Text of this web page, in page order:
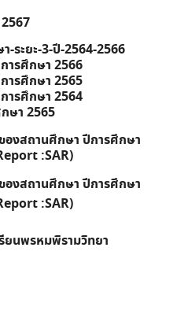
ระยะ-3-ปี-2564-2566
ารศึกษา 2566
ารศึกษา 2565
ารศึกษา 2564
ษา 2565
องสถานศึกษา ปีการศึกษา
:SAR)
องสถานศึกษา ปีการศึกษา
:SAR)
ยนพรหมพิรามวิทยา